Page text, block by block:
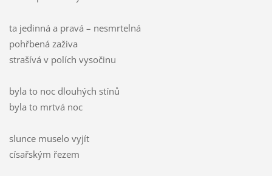
ta jedinná a pravá – nesmrtelná
pohřbená zaživa
strašívá v polích vysočinu
byla to noc dlouhých stínů
byla to mrtvá noc
slunce muselo vyjít
císařským řezem